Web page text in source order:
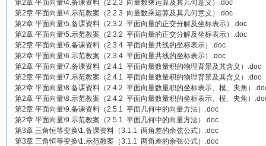
第2章 平面向量\4.备课资料（2.2.3 向量数乘运算及其几何意义）.doc
第2章 平面向量\4.示范教案（2.2.3 向量数乘运算及其几何意义）.doc
第2章 平面向量\5.备课资料（2.3.2 平面向量的正交分解及坐标表示）.doc
第2章 平面向量\5.示范教案（2.3.2 平面向量的正交分解及坐标表示）.doc
第2章 平面向量\6.备课资料（2.3.4 平面向量共线的坐标表示）.doc
第2章 平面向量\6.示范教案（2.3.4 平面向量共线的坐标表示）.doc
第2章 平面向量\7.备课资料（2.4.1 平面向量数量积的物理背景及其含义）.doc
第2章 平面向量\7.示范教案（2.4.1 平面向量数量积的物理背景及其含义）.doc
第2章 平面向量\8.备课资料（2.4.2 平面向量数量积的坐标表示、模、夹角）
第2章 平面向量\8.示范教案（2.4.2 平面向量数量积的坐标表示、模、夹角）
第2章 平面向量\9.备课资料（2.5.1 平面几何中的向量方法）.doc
第2章 平面向量\9.示范教案（2.5.1 平面几何中的向量方法）.doc
第3章 三角恒等变换\1.备课资料（3.1.1 两角差的余弦公式）.doc
第3章 三角恒等变换\1.示范教案（3.1.1 两角差的余弦公式）.doc